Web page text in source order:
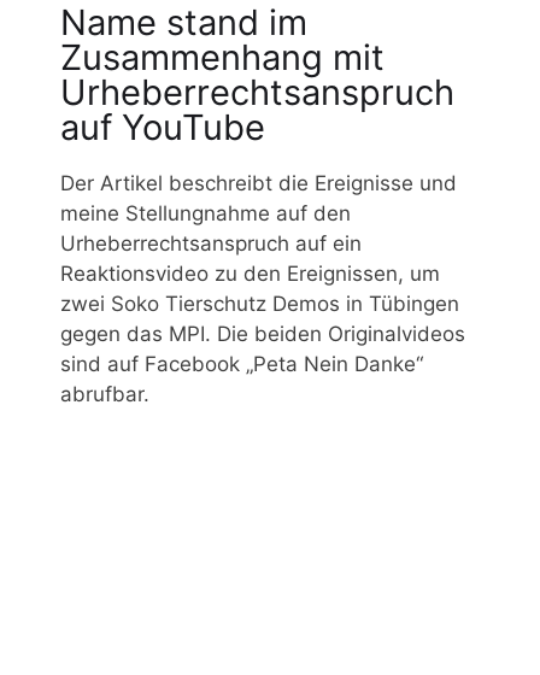
Name stand im
Zusammenhang mit
Urheberrechtsanspruch
auf YouTube
Der Artikel beschreibt die Ereignisse und
meine Stellungnahme auf den
Urheberrechtsanspruch auf ein
Reaktionsvideo zu den Ereignissen, um
zwei Soko Tierschutz Demos in Tübingen
gegen das MPI. Die beiden Originalvideos
sind auf Facebook „Peta Nein Danke“
abrufbar.